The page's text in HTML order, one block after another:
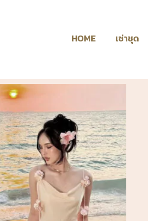
HOME เช่าชุด